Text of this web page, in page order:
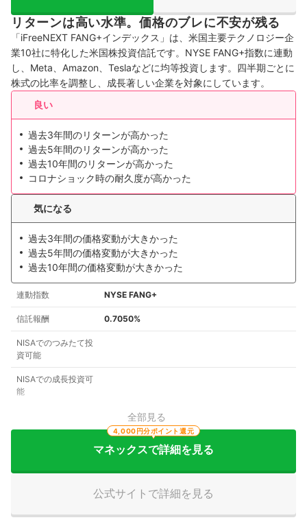
リターンは高い水準。価格のブレに不安が残る
「iFreeNEXT FANG+インデックス」は、米国主要テクノロジー企
業10社に特化した米国株投資信託です。NYSE FANG+指数に連動
し、Meta、Amazon、Teslaなどに均等投資します。四半期ごとに
株式の比率を調整し、成長著しい企業を対象にしています。
良い
過去3年間のリターンが高かった
過去5年間のリターンが高かった
過去10年間のリターンが高かった
コロナショック時の耐久度が高かった
気になる
過去3年間の価格変動が大きかった
過去5年間の価格変動が大きかった
過去10年間の価格変動が大きかった
連動指数 NYSE FANG+
信託報酬 0.7050%
NISAでのつみたて投
資可能
NISAでの成長投資可
能
全部見る
マネックスで詳細を見る
4,000円分ポイント還元
公式サイトで詳細を見る